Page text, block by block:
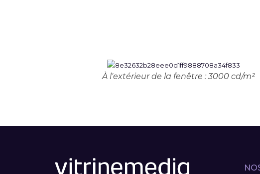
À l'extérieur de la fenêtre : 3000 cd/m²